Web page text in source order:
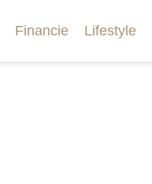
Financie Lifestyle